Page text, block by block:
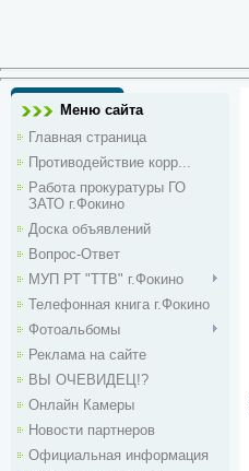
Меню сайта
Главная страница
Противодействие корр...
Работа прокуратуры ГО
ЗАТО г.Фокино
Доска объявлений
Вопрос-Ответ
МУП РТ "ТТВ" г.Фокино
Телефонная книга г.Фокино
Фотоальбомы
Реклама на сайте
ВЫ ОЧЕВИДЕЦ!?
Онлайн Камеры
Новости партнеров
Официальная информация